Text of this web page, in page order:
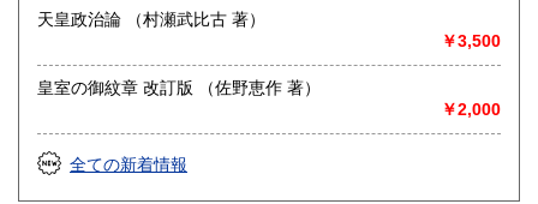
天皇政治論 （村瀬武比古 著）
￥3,500
皇室の御紋章 改訂版 （佐野恵作 著）
￥2,000
全ての新着情報